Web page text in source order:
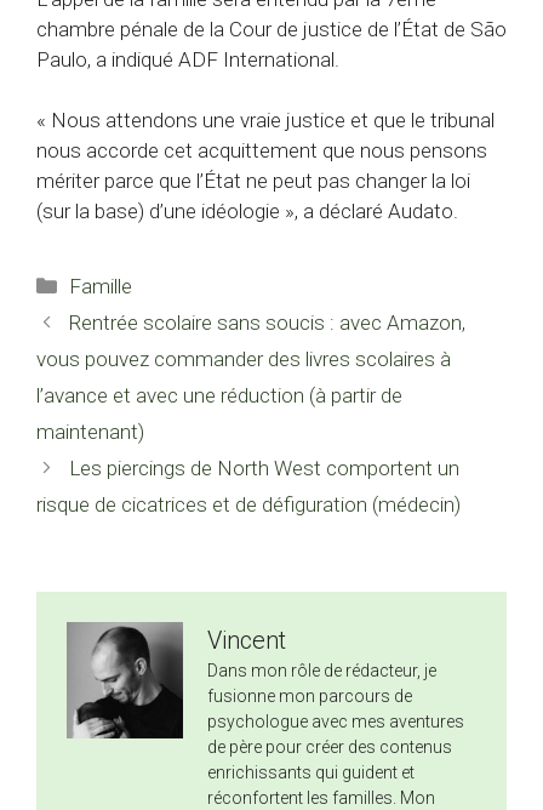
chambre pénale de la Cour de justice de l’État de São
Paulo, a indiqué ADF International.
« Nous attendons une vraie justice et que le tribunal
nous accorde cet acquittement que nous pensons
mériter parce que l’État ne peut pas changer la loi
(sur la base) d’une idéologie », a déclaré Audato.
Catégories
Famille
Rentrée scolaire sans soucis : avec Amazon,
vous pouvez commander des livres scolaires à
l’avance et avec une réduction (à partir de
maintenant)
Les piercings de North West comportent un
risque de cicatrices et de défiguration (médecin)
Vincent
Dans mon rôle de rédacteur, je
fusionne mon parcours de
psychologue avec mes aventures
de père pour créer des contenus
enrichissants qui guident et
réconfortent les familles. Mon